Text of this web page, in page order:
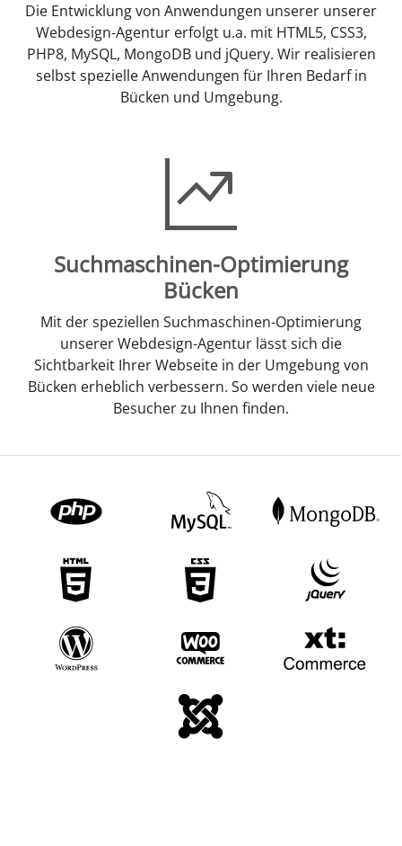
Die Entwicklung von Anwendungen unserer unserer
Webdesign-Agentur erfolgt u.a. mit HTML5, CSS3,
PHP8, MySQL, MongoDB und jQuery. Wir realisieren
selbst spezielle Anwendungen für Ihren Bedarf in
Bücken und Umgebung.
Suchmaschinen-Optimierung
Bücken
Mit der speziellen Suchmaschinen-Optimierung
unserer Webdesign-Agentur lässt sich die
Sichtbarkeit Ihrer Webseite in der Umgebung von
Bücken erheblich verbessern. So werden viele neue
Besucher zu Ihnen finden.